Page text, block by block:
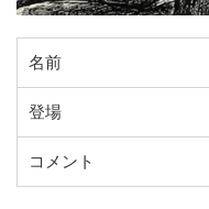
名前
登場
コメント